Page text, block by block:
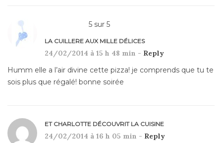
5 sur 5
LA CUILLERE AUX MILLE DÉLICES
24/02/2014 à 15 h 48 min - Reply
Humm elle a l’air divine cette pizza! je comprends que tu te
sois plus que régalé! bonne soirée
ET CHARLOTTE DÉCOUVRIT LA CUISINE
24/02/2014 à 16 h 05 min - Reply